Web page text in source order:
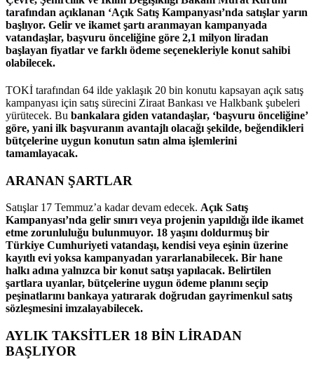
tarafından açıklanan ‘Açık Satış Kampanyası’nda satışlar yarın
başlıyor. Gelir ve ikamet şartı aranmayan kampanyada
vatandaşlar, başvuru önceliğine göre 2,1 milyon liradan
başlayan fiyatlar ve farklı ödeme seçenekleriyle konut sahibi
olabilecek.
TOKİ tarafından 64 ilde yaklaşık 20 bin konutu kapsayan açık satış
kampanyası için satış sürecini Ziraat Bankası ve Halkbank şubeleri
yürütecek. Bu bankalara giden vatandaşlar, ‘başvuru önceliğine’
göre, yani ilk başvuranın avantajlı olacağı şekilde, beğendikleri
bütçelerine uygun konutun satın alma işlemlerini
tamamlayacak.
ARANAN ŞARTLAR
Satışlar 17 Temmuz’a kadar devam edecek. Açık Satış
Kampanyası’nda gelir sınırı veya projenin yapıldığı ilde ikamet
etme zorunluluğu bulunmuyor. 18 yaşını doldurmuş bir
Türkiye Cumhuriyeti vatandaşı, kendisi veya eşinin üzerine
kayıtlı evi yoksa kampanyadan yararlanabilecek. Bir hane
halkı adına yalnızca bir konut satışı yapılacak. Belirtilen
şartlara uyanlar, bütçelerine uygun ödeme planını seçip
peşinatlarını bankaya yatırarak doğrudan gayrimenkul satış
sözleşmesini imzalayabilecek.
AYLIK TAKSİTLER 18 BİN LİRADAN
BAŞLIYOR